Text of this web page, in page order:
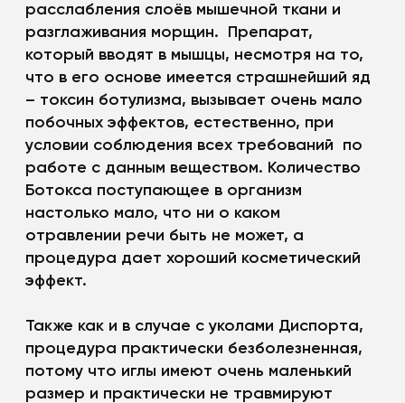
расслабления слоёв мышечной ткани и
разглаживания морщин. Препарат,
который вводят в мышцы, несмотря на то,
что в его основе имеется страшнейший яд
– токсин ботулизма, вызывает очень мало
побочных эффектов, естественно, при
условии соблюдения всех требований по
работе с данным веществом. Количество
Ботокса поступающее в организм
настолько мало, что ни о каком
отравлении речи быть не может, а
процедура дает хороший косметический
эффект.
Также как и в случае с уколами Диспорта,
процедура практически безболезненная,
потому что иглы имеют очень маленький
размер и практически не травмируют